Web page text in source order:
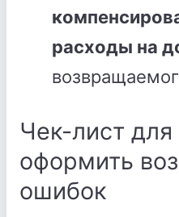
расходы на
Чек-лист
оформить
ошибок